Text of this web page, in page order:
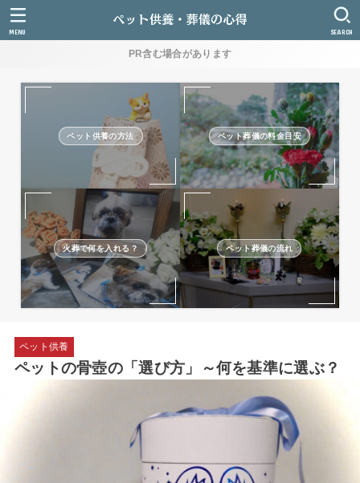
SEARCH
MENU
PR含む場合があります
ペット供養の方法 ペット葬儀の料金目安
火葬で何を入れる？ ペット葬儀の流れ
ペット供養
ペットの骨壺の「選び方」～何を基準に選ぶ？